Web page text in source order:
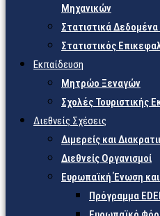
Μηχανικών
Στατιστικά
Στατιστικός
Εκπαίδευση
Μητρώο Ξεναγών
Σχολές Τουριστικής
Διεθνείς Σχέσεις
Διμερείς και
Διεθνείς Οργανισμοί
Ευρωπαϊκή Ένωση και
Πρόγραμμα